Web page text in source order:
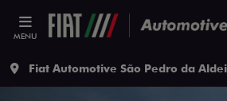
MENU
Fiat Automotive São Pedro da